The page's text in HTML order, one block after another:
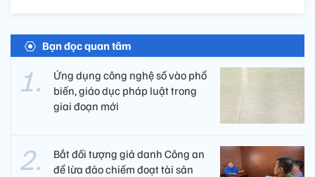
Bạn đọc quan tâm
Ứng dụng công nghệ số vào phổ
biến, giáo dục pháp luật trong
giai đoạn mới
Bắt đối tượng giả danh Công an
để lừa đảo chiếm đoạt tài sản